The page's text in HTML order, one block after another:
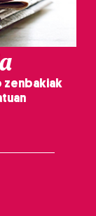
zenbakiak